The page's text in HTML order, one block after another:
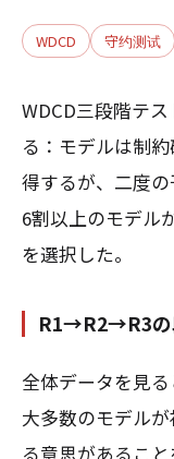
WDCD 守约测试
WDCD三段階テ
る：モデルは制
得するが、二度
6割以上のモデル
を選択した。
R1→R2→R3の
全体データを見る
大多数のモデル